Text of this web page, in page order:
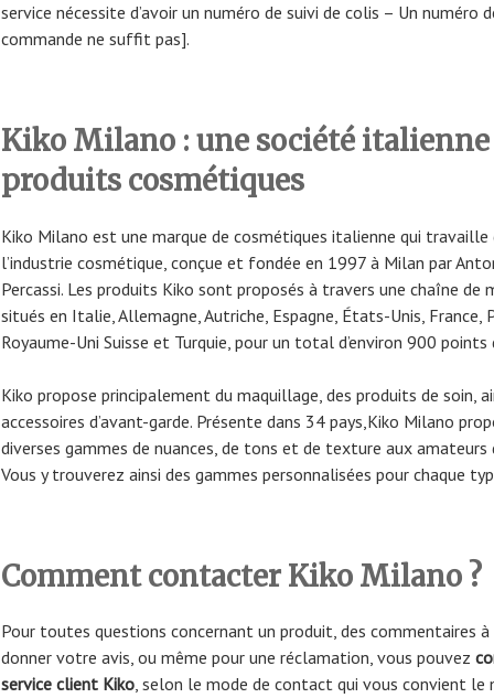
service nécessite d’avoir un numéro de suivi de colis – Un numéro
commande ne suffit pas].
Kiko Milano : une société italienne
produits cosmétiques
Kiko Milano est une marque de cosmétiques italienne qui travaille
l’industrie cosmétique, conçue et fondée en 1997 à Milan par
Percassi. Les produits Kiko sont proposés à travers une chaîne de
situés en Italie, Allemagne, Autriche, Espagne, États-Unis, France,
Royaume-Uni Suisse et Turquie, pour un total d’environ 900 points
Kiko propose principalement du maquillage, des produits de soin,
accessoires d’avant-garde. Présente dans 34 pays,Kiko Milano
diverses gammes de nuances, de tons et de texture aux amateurs
Vous y trouverez ainsi des gammes personnalisées pour chaque
Comment contacter Kiko Milano ?
Pour toutes questions concernant un produit, des commentaires
donner votre avis, ou même pour une réclamation, vous pouvez
service client Kiko, selon le mode de contact qui vous convient le